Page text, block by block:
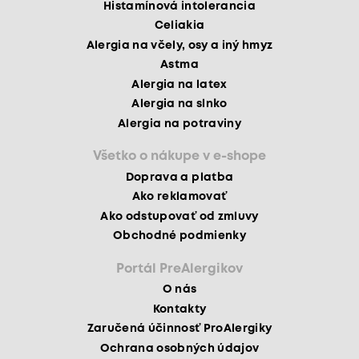
Histamínová intolerancia
Celiakia
Alergia na včely, osy a iný hmyz
Astma
Alergia na latex
Alergia na slnko
Alergia na potraviny
Všetko o nákupe v e-shope
Doprava a platba
Ako reklamovať
Ako odstupovať od zmluvy
Obchodné podmienky
Portál PreAlergikov
O nás
Kontakty
Zaručená účinnosť ProAlergiky
Ochrana osobných údajov